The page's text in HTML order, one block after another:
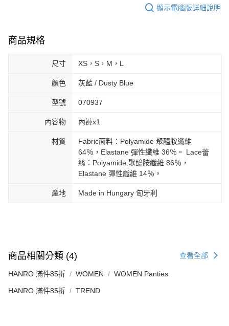
顯示電腦版詳細說明
商品規格
尺寸 XS，S，M，L
顏色 灰藍 / Dusty Blue
型號 070937
內容物 內褲x1
材質
Fabric面料：Polyamide 聚醯胺纖維
64％，Elastane 彈性纖維 36％。 Lace蕾
絲：Polyamide 聚醯胺纖維 86％，
Elastane 彈性纖維 14％。
產地 Made in Hungary 匈牙利
商品相關分類 (4) 查看全部
HANRO 滿件85折 WOMEN WOMEN Panties
HANRO 滿件85折 TREND